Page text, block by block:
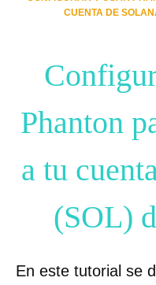
CUENTA DE
Phanton
a tu
(SOL)
En este tutorial se